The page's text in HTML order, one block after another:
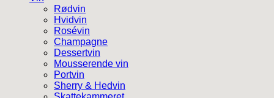
Rødvin
Hvidvin
Rosévin
Champagne
Dessertvin
Mousserende vin
Portvin
Sherry & Hedvin